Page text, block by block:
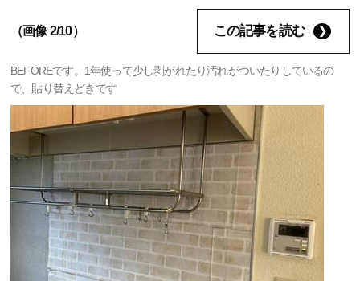
（画像 2/10） この記事を読む
BEFOREです。1年使って少し剥がれたり汚れがついたりしているの
で、貼り替えどきです